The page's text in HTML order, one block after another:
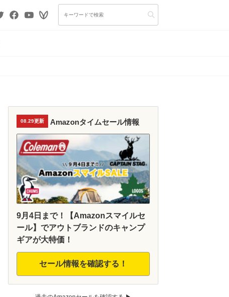
08.29更新 Amazonタイムセール情報
9月4日まで！【Amazonスマイルセ
ール】でアウトブランドのキャンプ
ギアが大特価！
セール情報を確認する！